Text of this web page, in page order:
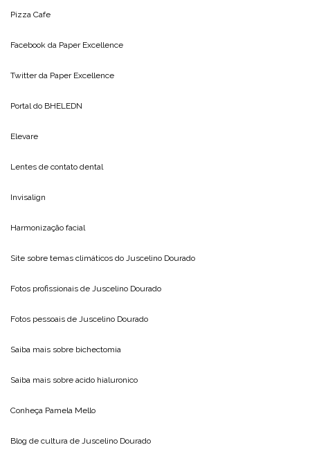
Pizza Cafe
Facebook da Paper Excellence
Twitter da Paper Excellence
Portal do BHELEDN
Elevare
Lentes de contato dental
Invisalign
Harmonização facial
Site sobre temas climáticos do Juscelino Dourado
Fotos profissionais de Juscelino Dourado
Fotos pessoais de Juscelino Dourado
Saiba mais sobre bichectomia
Saiba mais sobre acido hialuronico
Conheça Pamela Mello
Blog de cultura de Juscelino Dourado